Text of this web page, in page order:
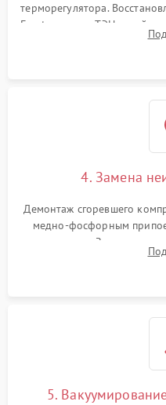
терморегулятора.
Frost, включая ТЭН оттайки
платы
4. Замена
Демонтаж сгоревшего
медно-фосфорным
осушителя. Замена
сломанных заслонок или
5.